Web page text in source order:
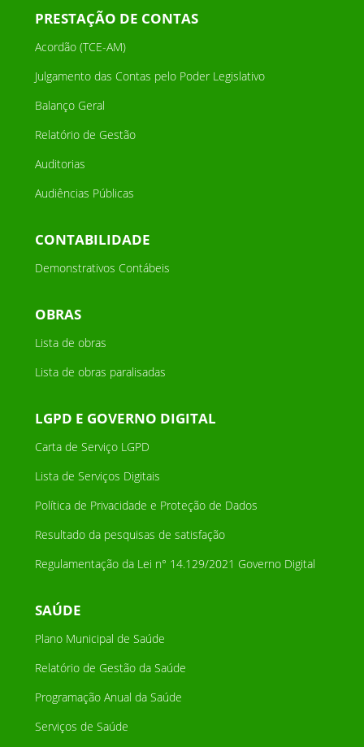
PRESTAÇÃO DE CONTAS
Acordão (TCE-AM)
Julgamento das Contas pelo Poder Legislativo
Balanço Geral
Relatório de Gestão
Auditorias
Audiências Públicas
CONTABILIDADE
Demonstrativos Contábeis
OBRAS
Lista de obras
Lista de obras paralisadas
LGPD E GOVERNO DIGITAL
Carta de Serviço LGPD
Lista de Serviços Digitais
Política de Privacidade e Proteção de Dados
Resultado da pesquisas de satisfação
Regulamentação da Lei n° 14.129/2021 Governo Digital
SAÚDE
Plano Municipal de Saúde
Relatório de Gestão da Saúde
Programação Anual da Saúde
Serviços de Saúde